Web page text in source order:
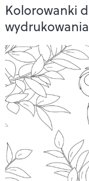
Kolorowanki